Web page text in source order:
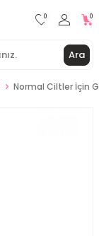
Ara
0 0
Normal Ciltler İçin